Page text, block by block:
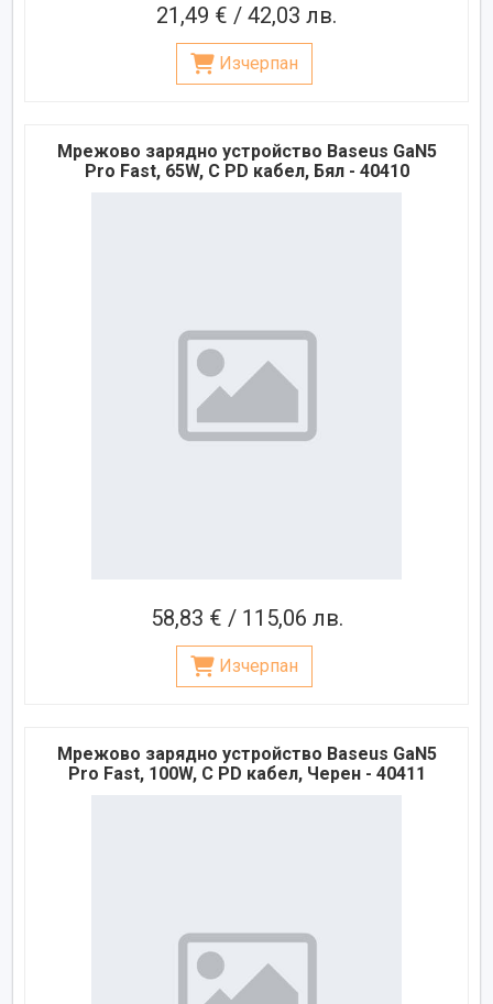
21,49 € / 42,03 лв.
Изчерпан
Мрежово зарядно устройство Baseus GaN5
Pro Fast, 65W, С PD кабел, Бял - 40410
58,83 € / 115,06 лв.
Изчерпан
Мрежово зарядно устройство Baseus GaN5
Pro Fast, 100W, С PD кабел, Черен - 40411